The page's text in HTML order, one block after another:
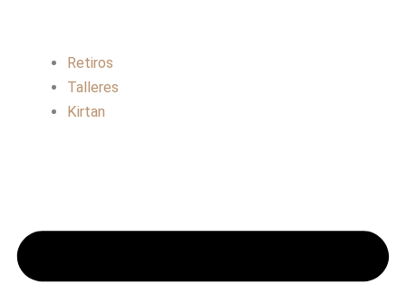
Retiros
Talleres
Kirtan